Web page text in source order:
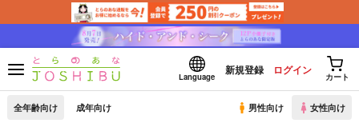
Language
新規登録 ログイン
カート
全年齢向け 成年向け 男性向け 女性向け